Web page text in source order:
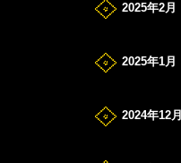
2025年2月
2025年1月
2024年12月